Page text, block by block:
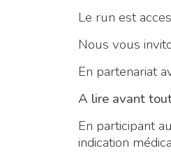
Le run est
Nous vous
En partenariat
A lire avant
En participant
indication